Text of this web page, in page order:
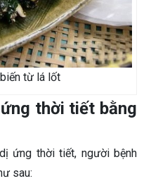
từ lá lốt
thời tiết bằng
ứng thời tiết, người bệnh
sau: